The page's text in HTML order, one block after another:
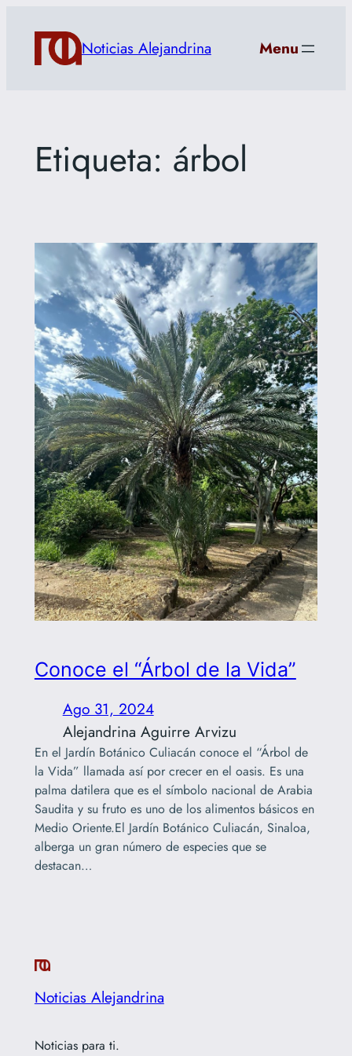
contenido
Noticias Alejandrina Menu
Etiqueta: árbol
Conoce el “Árbol de la Vida”
Ago 31, 2024
Alejandrina Aguirre Arvizu
En el Jardín Botánico Culiacán conoce el “Árbol de
la Vida” llamada así por crecer en el oasis. Es una
palma datilera que es el símbolo nacional de Arabia
Saudita y su fruto es uno de los alimentos básicos en
Medio Oriente.El Jardín Botánico Culiacán, Sinaloa,
alberga un gran número de especies que se
destacan…
Noticias Alejandrina
Noticias para ti.